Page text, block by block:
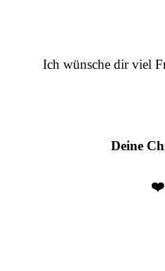
Ich wünsche dir viel
Deine
❤️